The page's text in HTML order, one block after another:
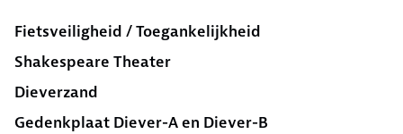
Fietsveiligheid / Toegankelijkheid
Shakespeare Theater
Dieverzand
Gedenkplaat Diever-A en Diever-B